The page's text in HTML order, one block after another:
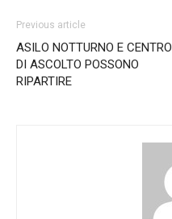
Previous article
ASILO NOTTURNO E CENTRO
DI ASCOLTO POSSONO
RIPARTIRE